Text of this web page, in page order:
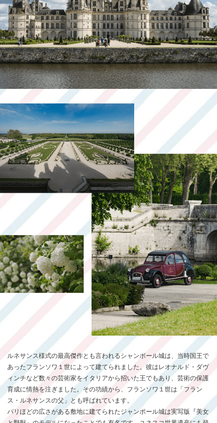
ルネサンス様式の最高傑作とも言われるシャンボール城は、当時国王で
あったフランソワ１世によって建てられました。彼はレオナルド・ダヴ
ィンチなど数々の芸術家をイタリアから招いた王でもあり、芸術の保護
育成に情熱を注ぎました。その功績から、フランソワ１世は「フラン
ス・ルネサンスの父」とも呼ばれています。
パリほどの広さがある敷地に建てられたジャンポール城は実写版『美女